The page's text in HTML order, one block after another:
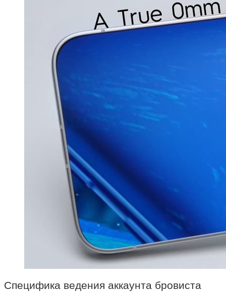
Специфика ведения аккаунта бровиста